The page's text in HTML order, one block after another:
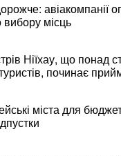
авіакомпанії
місць
Ніїхау, що понад
починає
міста для